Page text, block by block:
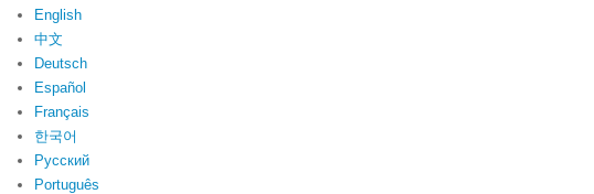
English
中文
Deutsch
Español
Français
한국어
Русский
Português